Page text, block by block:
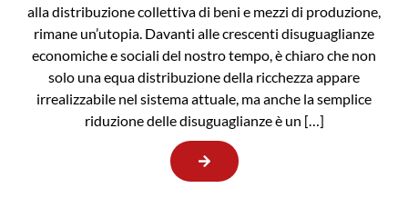
alla distribuzione collettiva di beni e mezzi di produzione,
rimane un’utopia. Davanti alle crescenti disuguaglianze
economiche e sociali del nostro tempo, è chiaro che non
solo una equa distribuzione della ricchezza appare
irrealizzabile nel sistema attuale, ma anche la semplice
riduzione delle disuguaglianze è un […]